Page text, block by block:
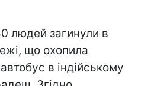
людей загинули в
що охопила
в індійському